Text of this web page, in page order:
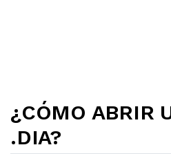
¿CÓMO ABRIR
.DIA?